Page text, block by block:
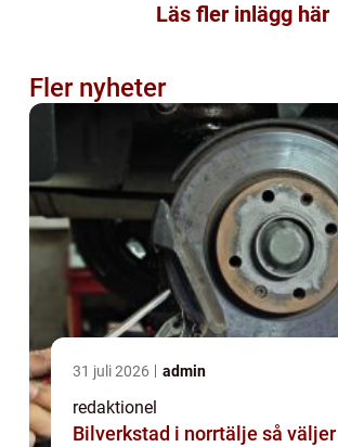
Läs fler inlägg här
Fler nyheter
31 juli 2026 admin
redaktionel
Bilverkstad i norrtälje så väljer du rätt